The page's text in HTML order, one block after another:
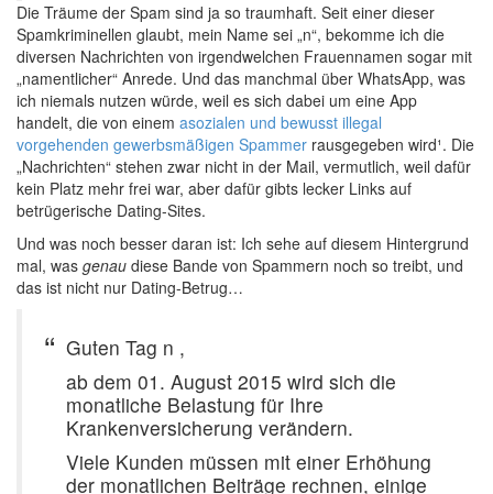
Die Träume der Spam sind ja so traumhaft. Seit einer dieser
Spamkriminellen glaubt, mein Name sei „n“, bekomme ich die
diversen Nachrichten von irgendwelchen Frauennamen sogar mit
„namentlicher“ Anrede. Und das manchmal über WhatsApp, was
ich niemals nutzen würde, weil es sich dabei um eine App
handelt, die von einem asozialen und bewusst illegal
vorgehenden gewerbsmäßigen Spammer rausgegeben wird¹. Die
„Nachrichten“ stehen zwar nicht in der Mail, vermutlich, weil dafür
kein Platz mehr frei war, aber dafür gibts lecker Links auf
betrügerische Dating-Sites.
Und was noch besser daran ist: Ich sehe auf diesem Hintergrund
mal, was genau diese Bande von Spammern noch so treibt, und
das ist nicht nur Dating-Betrug…
Guten Tag n ,
ab dem 01. August 2015 wird sich die
monatliche Belastung für Ihre
Krankenversicherung verändern.
Viele Kunden müssen mit einer Erhöhung
der monatlichen Beiträge rechnen, einige